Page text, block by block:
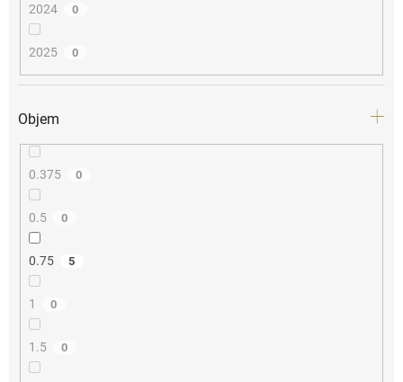
2024 0
2025 0
Objem
0.375 0
0.5 0
0.75 5
1 0
1.5 0